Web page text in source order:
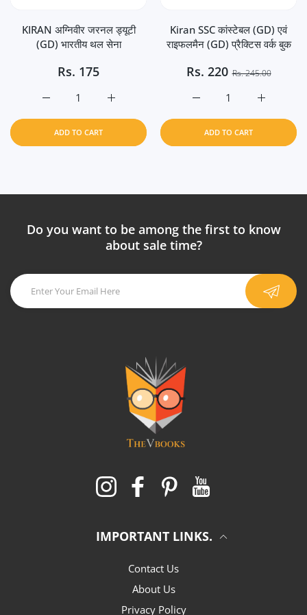
KIRAN अग्निवीर जरनल ड्यूटी
(GD) भारतीय थल सेना
Rs. 175
Increase quantity for KIRAN अग्निवीर जरनल
Increase quantity for KIRAN अग्निवीर जरनल ड्यूटी (GD)
ADD TO CART
Kiran SSC कांस्टेबल (GD) एवं
राइफलमैन (GD) प्रैक्टिस वर्क बुक
Rs. 220 Rs. 245.00
Increase
Increase quantity for
ADD TO CART
Do you want to be among the first to know
about sale time?
InstagramFacebookPinterest
IMPORTANT LINKS.
Contact Us
About Us
Privacy Policy